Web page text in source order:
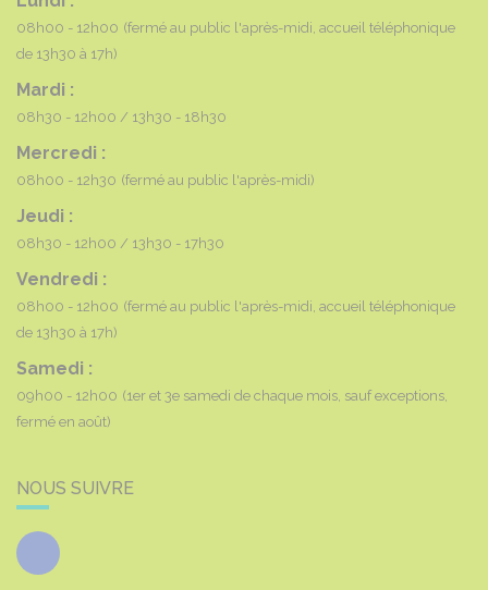
08h00 - 12h00 (fermé au public l'après-midi, accueil téléphonique
de 13h30 à 17h)
Mardi :
08h30 - 12h00 13h30 - 18h30
Mercredi :
08h00 - 12h30 (fermé au public l'après-midi)
Jeudi :
08h30 - 12h00 13h30 - 17h30
Vendredi :
08h00 - 12h00 (fermé au public l'après-midi, accueil téléphonique
de 13h30 à 17h)
Samedi :
09h00 - 12h00 (1er et 3e samedi de chaque mois, sauf exceptions,
fermé en août)
NOUS SUIVRE
Facebook